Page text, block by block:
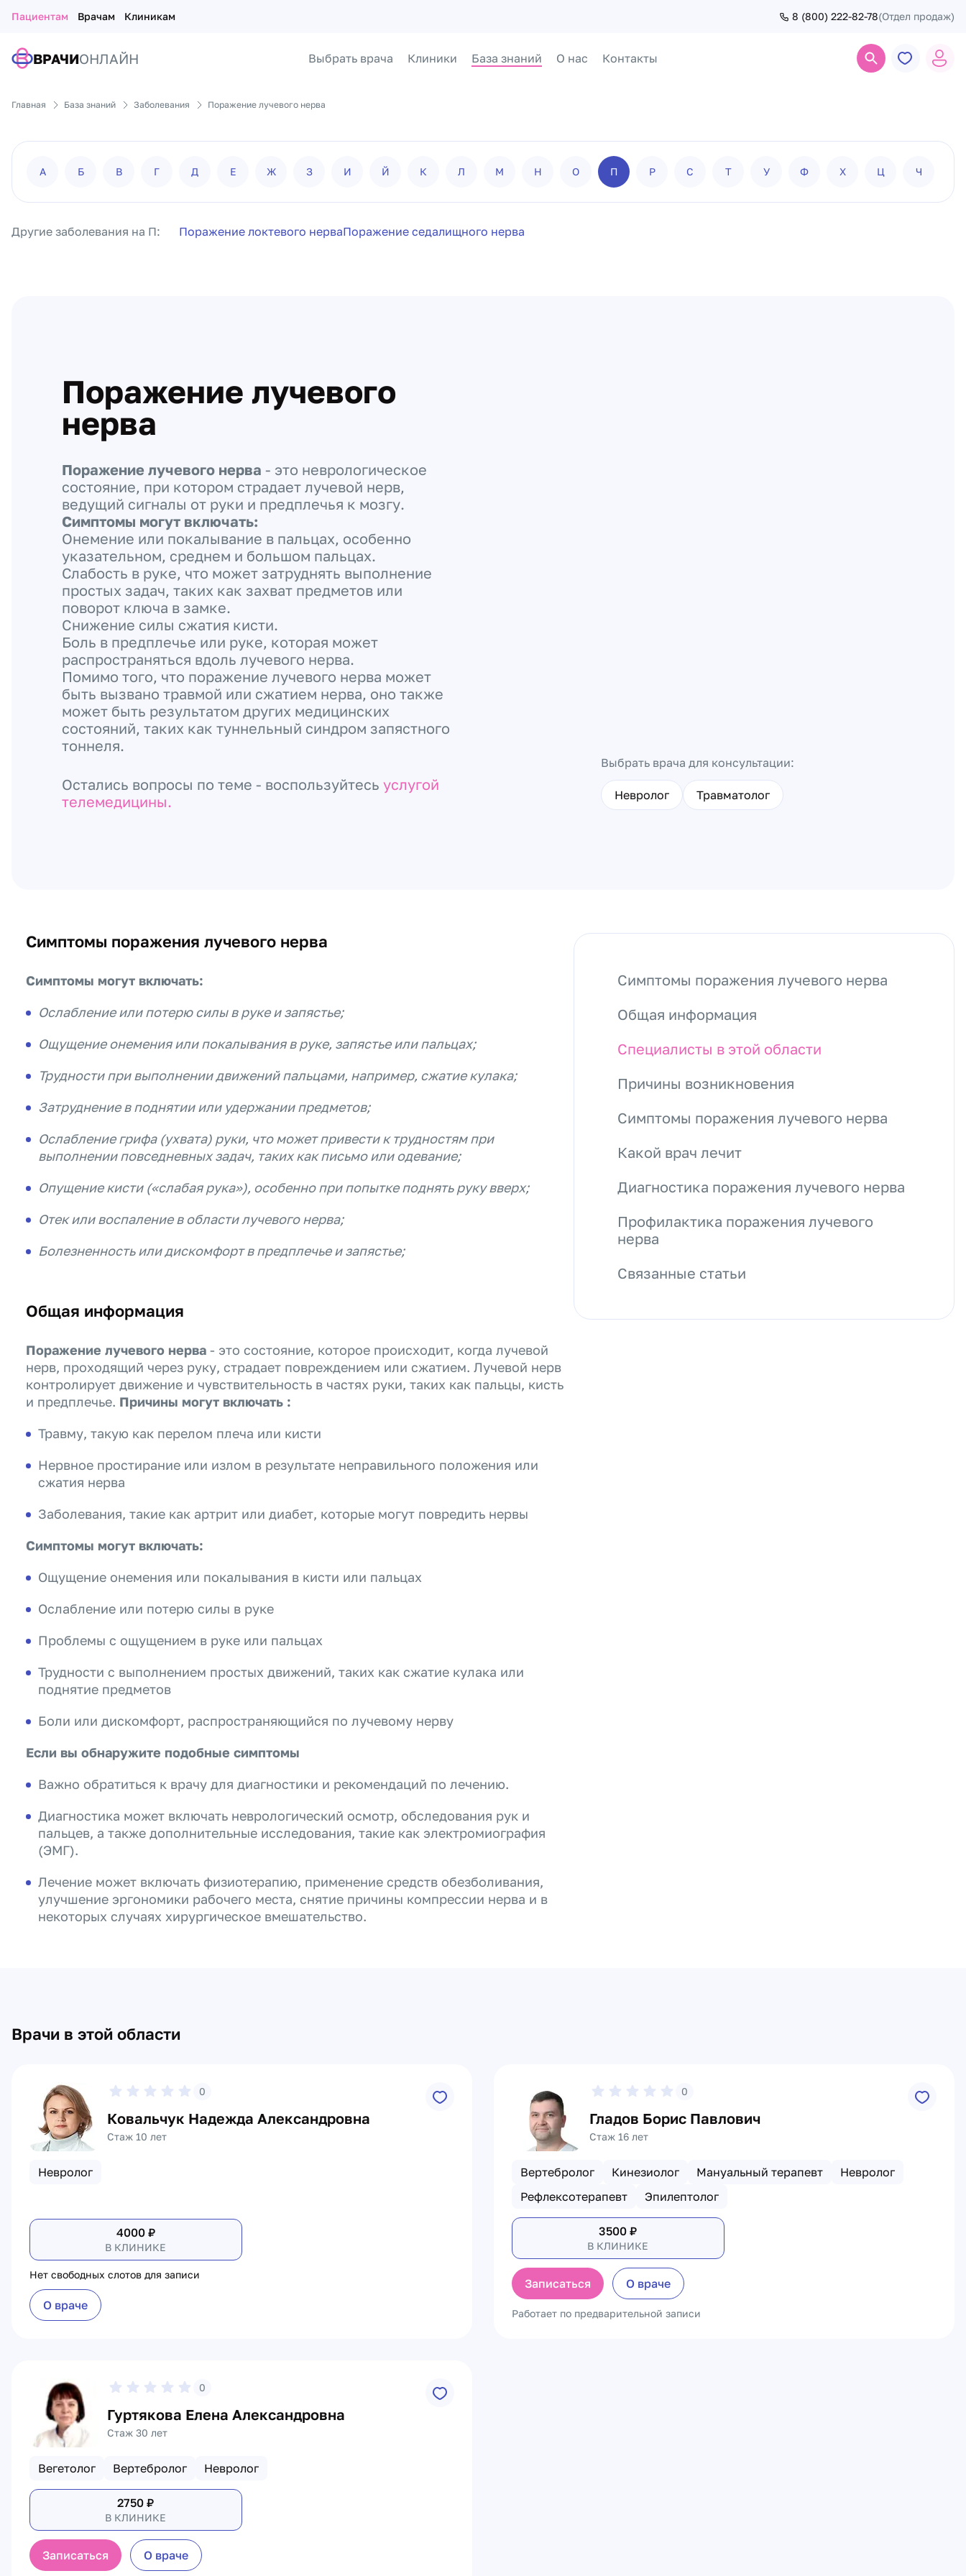
Пациентам Врачам Клиникам 8 (800) 222-82-78(Отдел продаж)
ВРАЧИОНЛАЙН Выбрать врача Клиники База знаний О нас Контакты
Главная База знаний Заболевания Поражение лучевого нерва
А Б В Г Д Е Ж З И Й К Л М Н О П Р С Т У Ф Х Ц Ч
Другие заболевания на П: Поражение локтевого нерваПоражение седалищного нерва
Поражение лучевого
нерва
Поражение лучевого нерва - это неврологическое
состояние, при котором страдает лучевой нерв,
ведущий сигналы от руки и предплечья к мозгу.
Симптомы могут включать:
Онемение или покалывание в пальцах, особенно
указательном, среднем и большом пальцах.
Слабость в руке, что может затруднять выполнение
простых задач, таких как захват предметов или
поворот ключа в замке.
Снижение силы сжатия кисти.
Боль в предплечье или руке, которая может
распространяться вдоль лучевого нерва.
Помимо того, что поражение лучевого нерва может
быть вызвано травмой или сжатием нерва, оно также
может быть результатом других медицинских
состояний, таких как туннельный синдром запястного
тоннеля.
Остались вопросы по теме - воспользуйтесь услугой
телемедицины.
Выбрать врача для консультации:
Невролог Травматолог
Симптомы поражения лучевого нерва
Симптомы могут включать:
Ослабление или потерю силы в руке и запястье;
Ощущение онемения или покалывания в руке, запястье или пальцах;
Трудности при выполнении движений пальцами, например, сжатие кулака;
Затруднение в поднятии или удержании предметов;
Ослабление грифа (ухвата) руки, что может привести к трудностям при
выполнении повседневных задач, таких как письмо или одевание;
Опущение кисти («слабая рука»), особенно при попытке поднять руку вверх;
Отек или воспаление в области лучевого нерва;
Болезненность или дискомфорт в предплечье и запястье;
Общая информация
Поражение лучевого нерва - это состояние, которое происходит, когда лучевой
нерв, проходящий через руку, страдает повреждением или сжатием. Лучевой нерв
контролирует движение и чувствительность в частях руки, таких как пальцы, кисть
и предплечье. Причины могут включать :
Травму, такую как перелом плеча или кисти
Нервное простирание или излом в результате неправильного положения или
сжатия нерва
Заболевания, такие как артрит или диабет, которые могут повредить нервы
Симптомы могут включать:
Ощущение онемения или покалывания в кисти или пальцах
Ослабление или потерю силы в руке
Проблемы с ощущением в руке или пальцах
Трудности с выполнением простых движений, таких как сжатие кулака или
поднятие предметов
Боли или дискомфорт, распространяющийся по лучевому нерву
Если вы обнаружите подобные симптомы
Важно обратиться к врачу для диагностики и рекомендаций по лечению.
Диагностика может включать неврологический осмотр, обследования рук и
пальцев, а также дополнительные исследования, такие как электромиография
(ЭМГ).
Лечение может включать физиотерапию, применение средств обезболивания,
улучшение эргономики рабочего места, снятие причины компрессии нерва и в
некоторых случаях хирургическое вмешательство.
Симптомы поражения лучевого нерва
Общая информация
Специалисты в этой области
Причины возникновения
Симптомы поражения лучевого нерва
Какой врач лечит
Диагностика поражения лучевого нерва
Профилактика поражения лучевого
нерва
Связанные статьи
Врачи в этой области
0
Ковальчук Надежда Александровна
Стаж 10 лет
Невролог
4000₽
В КЛИНИКЕ
Нет свободных слотов для записи
О враче
0
Гладов Борис Павлович
Стаж 16 лет
Вертебролог Кинезиолог Мануальный терапевт
Невролог
Рефлексотерапевт
Эпилептолог
3500 ₽
В КЛИНИКЕ
Записаться О враче
Работает по предварительной записи
0
Гуртякова Елена Александровна
Стаж 30 лет
Вегетолог Вертебролог Невролог
2750 ₽
В КЛИНИКЕ
Записаться О враче